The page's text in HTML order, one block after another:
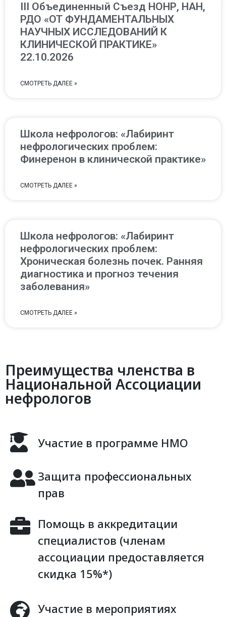
III Oбъединенный Cъезд НОНР, НАН,
РДО «ОТ ФУНДАМЕНТАЛЬНЫХ
НАУЧНЫХ ИССЛЕДОВАНИЙ К
КЛИНИЧЕСКОЙ ПРАКТИКЕ»
22.10.2026
СМОТРЕТЬ ДАЛЕЕ »
Школа нефрологов: «Лабиринт
нефрологических проблем:
Финеренон в клинической практике»
СМОТРЕТЬ ДАЛЕЕ »
Школа нефрологов: «Лабиринт
нефрологических проблем:
Хроническая болезнь почек. Ранняя
диагностика и прогноз течения
заболевания»
СМОТРЕТЬ ДАЛЕЕ »
Преимущества членства в
Национальной Ассоциации
нефрологов
Участие в программе НМО
Защита профессиональных
прав
Помощь в аккредитации
специалистов (членам
ассоциации предоставляется
скидка 15%*)
Участие в мероприятиях